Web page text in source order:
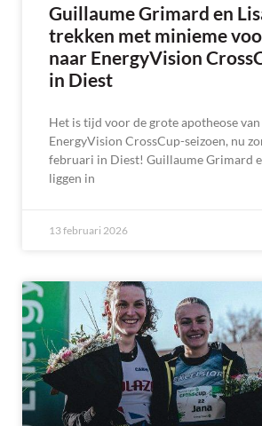
Guillaume Grimard en
trekken met minieme
naar EnergyVision
in Diest
Het is tijd voor de grote apotheose
EnergyVision CrossCup-seizoen, nu
februari in Diest! Guillaume Grimard
liggen in
13 februari 2026